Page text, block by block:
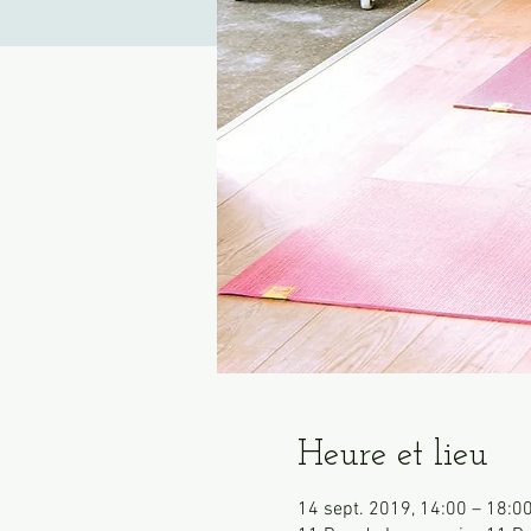
Heure et lieu
14 sept. 2019, 14:00 –